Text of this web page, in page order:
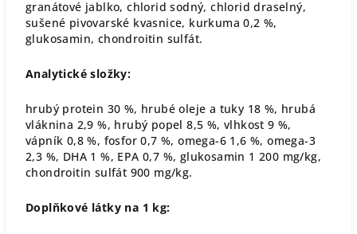
granátové jablko, chlorid sodný, chlorid draselný,
sušené pivovarské kvasnice, kurkuma 0,2 %,
glukosamin, chondroitin sulfát.
Analytické složky:
hrubý protein 30 %, hrubé oleje a tuky 18 %, hrubá
vláknina 2,9 %, hrubý popel 8,5 %, vlhkost 9 %,
vápník 0,8 %, fosfor 0,7 %, omega-6 1,6 %, omega-3
2,3 %, DHA 1 %, EPA 0,7 %, glukosamin 1 200 mg/kg,
chondroitin sulfát 900 mg/kg.
Doplňkové látky na 1 kg: